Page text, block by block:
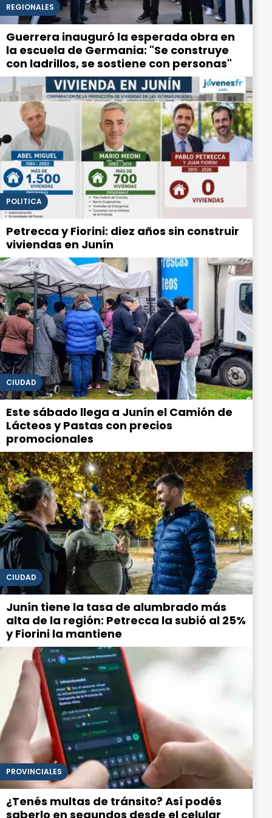
REGIONALES
Guerrera inauguró la esperada obra en
la escuela de Germania: "Se construye
con ladrillos, se sostiene con personas"
POLITICA
Petrecca y Fiorini: diez años sin construir
viviendas en Junín
CIUDAD
Este sábado llega a Junín el Camión de
Lácteos y Pastas con precios
promocionales
CIUDAD
Junín tiene la tasa de alumbrado más
alta de la región: Petrecca la subió al 25%
y Fiorini la mantiene
PROVINCIALES
¿Tenés multas de tránsito? Así podés
saberlo en segundos desde el celular